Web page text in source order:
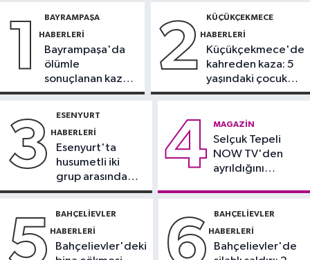
2026’da yer alacak takımlar belli
Fatih Haberleri
çeşmeleri birer birer ayağa
Avrupa Şampiyonası'na Riva'da
hazırlanıyor
sırasında 2 bina tahliye edildi
1 BAYRAMPAŞA
HABERLERI
Bayrampaşa'da
ölümle
sonuçlanan kaza:
Sürücü
2 KÜÇÜKÇEKMECE
HABERLERI
Küçükçekmece'de
kahreden kaza: 5
yaşındaki çocuk
yoğun bakımda
3 ESENYURT
HABERLERI
Esenyurt'ta
husumetli iki
grup arasında
silahlı kavga
4 MAGAZIN
Selçuk Tepeli
NOW TV'den
ayrıldığını
5 BAHÇELIEVLER
HABERLERI
Bahçelievler'deki
6 BAHÇELIEVLER
HABERLERI
Bahçelievler'de